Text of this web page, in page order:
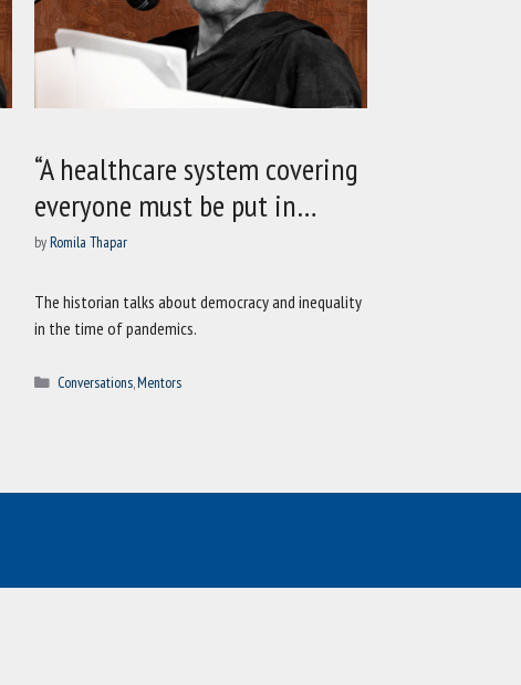
“A healthcare system covering
everyone must be put in…
by Romila Thapar
The historian talks about democracy and inequality
in the time of pandemics.
Categories
Conversations,Mentors